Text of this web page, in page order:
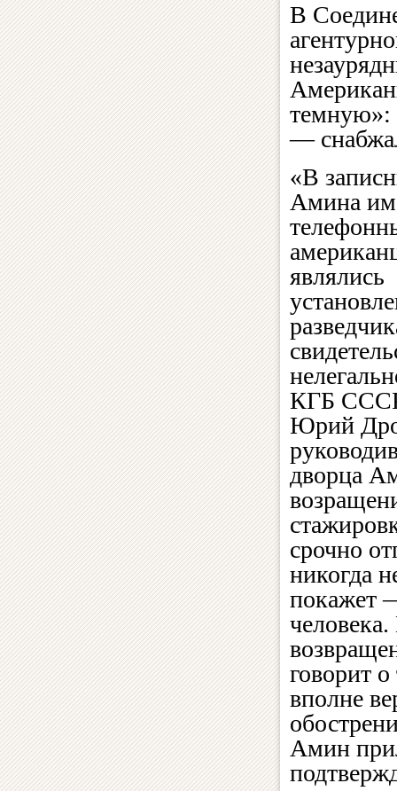
В
темную»:
—
«В
Амина
являлись
КГБ
Юрий
дворца
срочно
никогда
покажет
говорит
вполне
Амин